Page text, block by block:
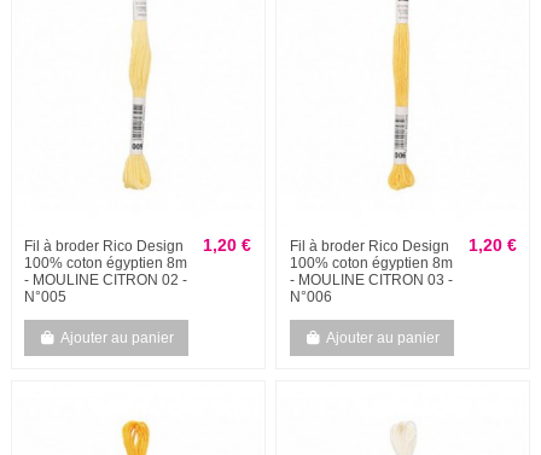
Fil à broder Rico Design
100% coton égyptien 8m
- MOULINE CITRON 02 -
N°005
1,20 €
Ajouter au panier
Fil à broder Rico Design
100% coton égyptien 8m
- MOULINE CITRON 03 -
N°006
1,20 €
Ajouter au panier